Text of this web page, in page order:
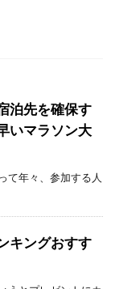
泊先を確保す
いマラソン大
て年々、参加する人
キングおすす